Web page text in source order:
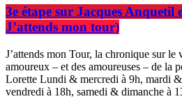
3e étape sur Jacques Anquetil
J’attends mon tour)
J’attends mon Tour, la chronique sur le
amoureux – et des amoureuses – de la
Lorette Lundi & mercredi à 9h, mardi
vendredi à 18h, samedi & dimanche à